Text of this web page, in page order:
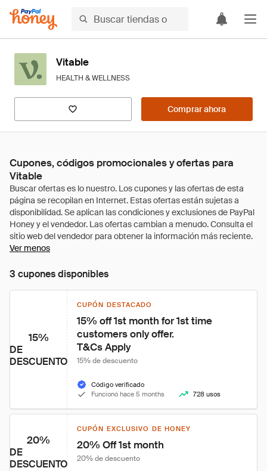
Vitable
HEALTH & WELLNESS
Comprar ahora
Cupones, códigos promocionales y ofertas para
Vitable
Ver menos
3 cupones disponibles
15%
DE
DESCUENTO
CUPÓN DESTACADO
15% off 1st month for 1st time
customers only offer.
T&Cs Apply
15% de descuento
Código verificado
Funcionó hace 5 months
728 usos
20%
DE
DESCUENTO
CUPÓN EXCLUSIVO DE HONEY
20% Off 1st month
20% de descuento